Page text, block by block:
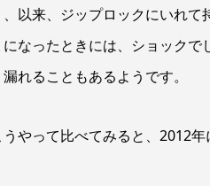
以来、ジップロックにいれ
なったときには、ショック
れることもあるようです。
やって比べてみると、2012